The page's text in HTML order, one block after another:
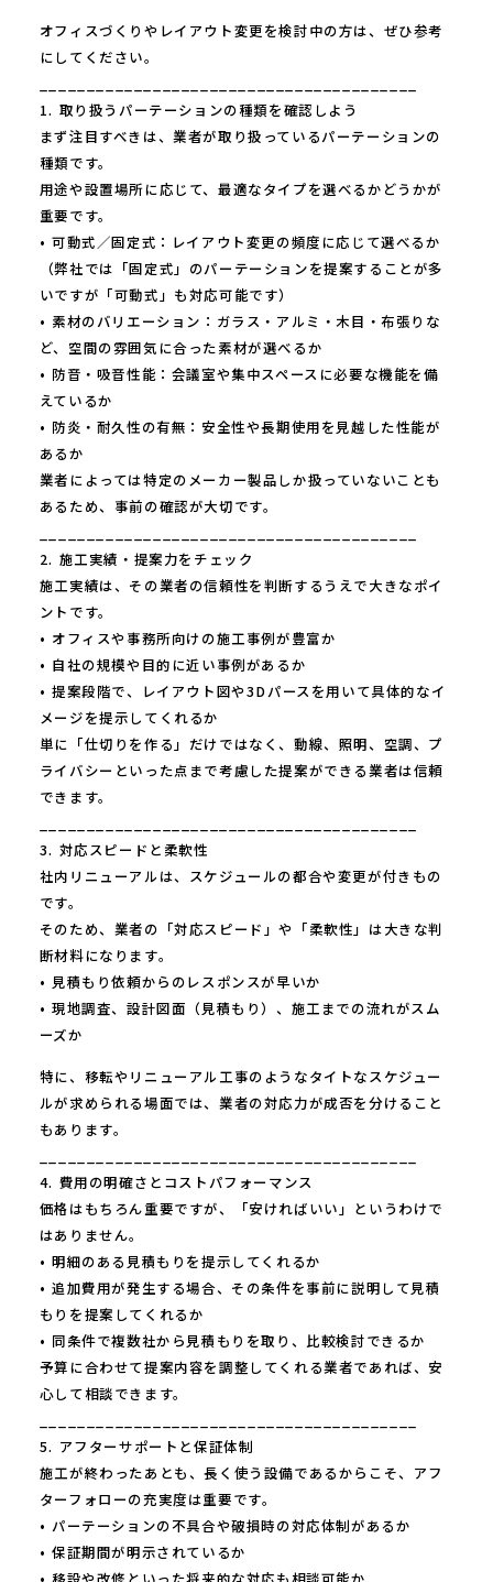
オフィスづくりやレイアウト変更を検討中の方は、ぜひ参考
にしてください。
1. 取り扱うパーテーションの種類を確認しよう
まず注目すべきは、業者が取り扱っているパーテーションの
種類です。
用途や設置場所に応じて、最適なタイプを選べるかどうかが
重要です。
• 可動式／固定式：レイアウト変更の頻度に応じて選べるか
（弊社では「固定式」のパーテーションを提案することが多
いですが「可動式」も対応可能です）
• 素材のバリエーション：ガラス・アルミ・木目・布張りな
ど、空間の雰囲気に合った素材が選べるか
• 防音・吸音性能：会議室や集中スペースに必要な機能を備
えているか
• 防炎・耐久性の有無：安全性や長期使用を見越した性能が
あるか
業者によっては特定のメーカー製品しか扱っていないことも
あるため、事前の確認が大切です。
2. 施工実績・提案力をチェック
施工実績は、その業者の信頼性を判断するうえで大きなポイ
ントです。
• オフィスや事務所向けの施工事例が豊富か
• 自社の規模や目的に近い事例があるか
• 提案段階で、レイアウト図や3Dパースを用いて具体的なイ
メージを提示してくれるか
単に「仕切りを作る」だけではなく、動線、照明、空調、プ
ライバシーといった点まで考慮した提案ができる業者は信頼
できます。
3. 対応スピードと柔軟性
社内リニューアルは、スケジュールの都合や変更が付きもの
です。
そのため、業者の「対応スピード」や「柔軟性」は大きな判
断材料になります。
• 見積もり依頼からのレスポンスが早いか
• 現地調査、設計図面（見積もり）、施工までの流れがスム
ーズか
特に、移転やリニューアル工事のようなタイトなスケジュー
ルが求められる場面では、業者の対応力が成否を分けること
もあります。
4. 費用の明確さとコストパフォーマンス
価格はもちろん重要ですが、「安ければいい」というわけで
はありません。
• 明細のある見積もりを提示してくれるか
• 追加費用が発生する場合、その条件を事前に説明して見積
もりを提案してくれるか
• 同条件で複数社から見積もりを取り、比較検討できるか
予算に合わせて提案内容を調整してくれる業者であれば、安
心して相談できます。
5. アフターサポートと保証体制
施工が終わったあとも、長く使う設備であるからこそ、アフ
ターフォローの充実度は重要です。
• パーテーションの不具合や破損時の対応体制があるか
• 保証期間が明示されているか